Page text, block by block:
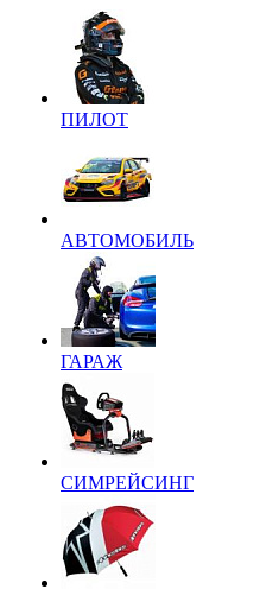
ПИЛОТ
АВТОМОБИЛЬ
ГАРАЖ
СИМРЕЙСИНГ